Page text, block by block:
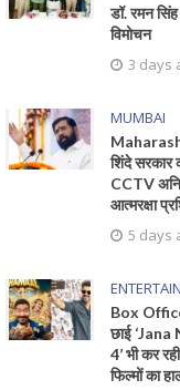
डॉ. रमन सिंह
विमोचन
3 days
MUMBAI
शिंदे सरकार
CCTV
आत्मरक्षा
5 days
Box
छाई ‘Jana
4’ भी कर
फिल्मों का